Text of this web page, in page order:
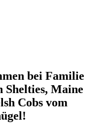
bei Familie
Shelties, Maine
Cobs vom